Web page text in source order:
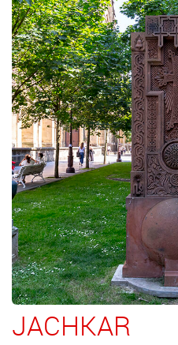
JACHKAR